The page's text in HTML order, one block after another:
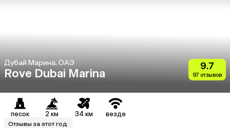
Дубай Марина, ОАЭ
Rove Dubai Marina
9.7
97 отзывов
песок 2 км 34 км везде
Отзывы за этот год